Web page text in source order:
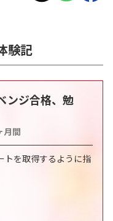
験記
ンジ合格、勉
月間
トを取得するように指